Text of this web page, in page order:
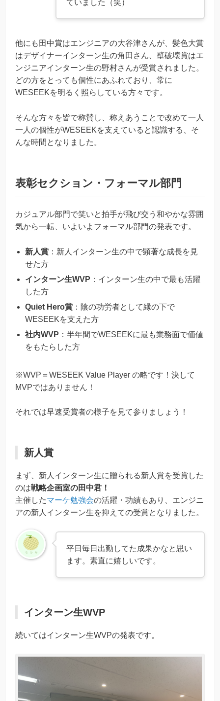
ていました（笑）
他にも田中賞はエンジニアの大谷津さんが、髪色大賞
はデザイナーインターン生の角田さん、壁破壊賞はエ
ンジニアインターン生の野村さんが受賞されました。
どの方をとっても個性にあふれており、常に
WESEEKを明るく照らしている方々です。
そんな方々を皆で称賛し、称えあうことで改めて一人
一人の個性がWESEEKを支えていると認識する、そ
んな時間となりました。
表彰セクション・フォーマル部門
カジュアル部門で笑いと拍手が飛び交う和やかな雰囲
気から一転、いよいよフォーマル部門の発表です。
新人賞 ：新人インターン生の中で顕著な成長を見
せた方
インターン生WVP ：インターン生の中で最も活躍
した方
Quiet Hero賞 ：陰の功労者として縁の下で
WESEEKを支えた方
社内WVP ：半年間でWESEEKに最も業務面で価値
をもたらした方
※WVP＝WESEEK Value Player の略です！決して
MVPではありません！
それでは早速受賞者の様子を見て参りましょう！
新人賞
まず、新人インターン生に贈られる新人賞を受賞した
のは戦略企画室の田中君！
主催したマーケ勉強会の活躍・功績もあり、エンジニ
アの新人インターン生を抑えての受賞となりました。
平日毎日出勤してた成果かなと思い
ます。素直に嬉しいです。
インターン生WVP
続いてはインターン生WVPの発表です。